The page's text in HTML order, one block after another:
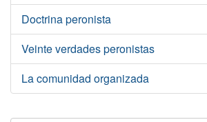
Doctrina peronista
Veinte verdades peronistas
La comunidad organizada